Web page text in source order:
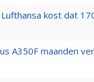
kost dat
A350F maanden